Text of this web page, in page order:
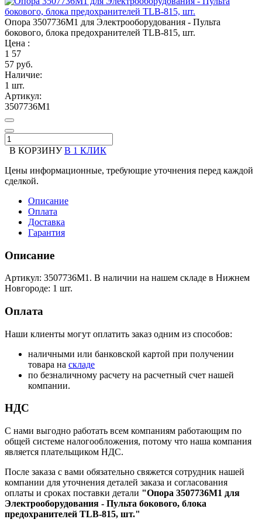
Опора 3507736M1 для Электрооборудования - Пульта
бокового, блока предохранителей TLB-815, шт.
Цена :
1 57
57 руб.
Наличие:
1 шт.
Артикул:
3507736M1
В КОРЗИНУ В 1 КЛИК
Цены информационные, требующие уточнения перед каждой
сделкой.
Описание
Оплата
Доставка
Гарантия
Описание
Артикул: 3507736M1. В наличии на нашем складе в Нижнем
Новгороде: 1 шт.
Оплата
Наши клиенты могут оплатить заказ одним из способов:
наличными или банковской картой при получении
товара на складе
по безналичному расчету на расчетный счет нашей
компании.
НДС
С нами выгодно работать всем компаниям работающим по
общей системе налогообложения, потому что наша компания
является плательщиком НДС.
После заказа с вами обязательно свяжется сотрудник нашей
компании для уточнения деталей заказа и согласования
оплаты и сроках поставки детали "Опора 3507736M1 для
Электрооборудования - Пульта бокового, блока
предохранителей TLB-815, шт."